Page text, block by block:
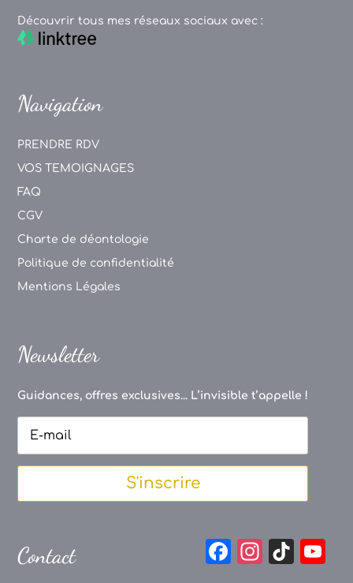
Découvrir tous mes réseaux sociaux avec :
Navigation
PRENDRE RDV
VOS TEMOIGNAGES
FAQ
CGV
Charte de déontologie
Politique de confidentialité
Mentions Légales
Newsletter
Guidances, offres exclusives... L’invisible t’appelle !
S'inscrire
Contact
F
In
Ti